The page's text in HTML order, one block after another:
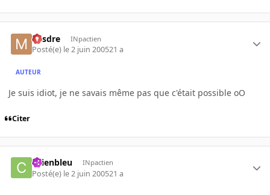
Misdre INpactien
Posté(e) le 2 juin 200521 a
AUTEUR
Je suis idiot, je ne savais même pas que c'était possible oO
Citer
chienbleu INpactien
Posté(e) le 2 juin 200521 a